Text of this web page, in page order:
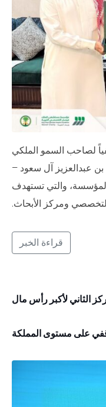
لصاحب السمو الملكي
عبدالعزيز آل سعود –
والتي تستهدف
ومركز الأبحاث.
قراءة الخبر
الثاني لأكبر رأس مال
على مستوى المملكة